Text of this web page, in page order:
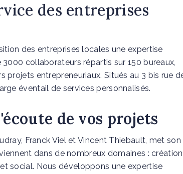
des entreprises
des entreprises locales une expertise
collaborateurs répartis sur 150 bureaux,
entrepreneuriaux. Situés au 3 bis rue
éventail de services personnalisés.
de vos projets
Franck Viel et Vincent Thiebault, met son
dans de nombreux domaines : création
social. Nous développons une expertise